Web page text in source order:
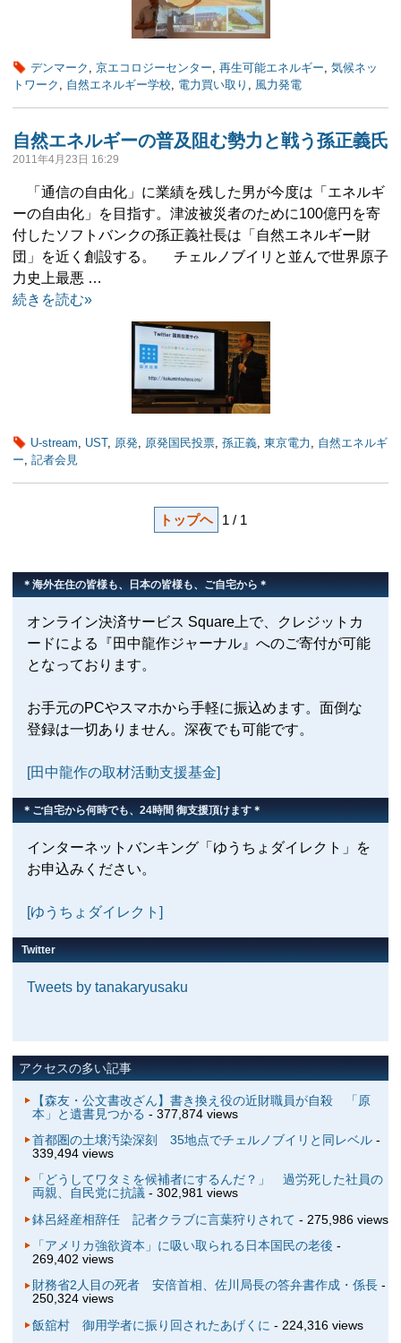
デンマーク , 京エコロジーセンター, 再生可能エネルギー, 気候ネッ
トワーク , 自然エネルギー学校, 電力買い取り , 風力発電
自然エネルギーの普及阻む勢力と戦う孫正義氏
2011年4月23日 16:29
「通信の自由化」に業績を残した男が今度は「エネルギ
ーの自由化」を目指す。津波被災者のために100億円を寄
付したソフトバンクの孫正義社長は「自然エネルギー財
団」を近く創設する。 チェルノブイリと並んで世界原子
力史上最悪 …
続きを読む»
U-stream, UST, 原発, 原発国民投票, 孫正義, 東京電力 , 自然エネルギ
ー, 記者会見
トップヘ 1 / 1
＊海外在住の皆様も、日本の皆様も、ご自宅から＊
オンライン決済サービス Square上で、クレジットカ
ードによる『田中龍作ジャーナル』へのご寄付が可能
となっております。
お手元のPCやスマホから手軽に振込めます。面倒な
登録は一切ありません。深夜でも可能です。
[田中龍作の取材活動支援基金]
＊ご自宅から何時でも、24時間 御支援頂けます＊
インターネットバンキング「ゆうちょダイレクト」を
お申込みください。
[ゆうちょダイレクト]
Twitter
Tweets by tanakaryusaku
アクセスの多い記事
【森友・公文書改ざん】書き換え役の近財職員が自殺 「原
本」と遺書見つかる - 377,874 views
首都圏の土壌汚染深刻 35地点でチェルノブイリと同レベル-
339,494 views
「どうしてワタミを候補者にするんだ？」 過労死した社員の
両親、自民党に抗議- 302,981 views
鉢呂経産相辞任 記者クラブに言葉狩りされて - 275,986 views
「アメリカ強欲資本」に吸い取られる日本国民の老後 -
269,402 views
財務省2人目の死者 安倍首相、佐川局長の答弁書作成・係長-
250,324 views
飯舘村 御用学者に振り回されたあげくに - 224,316 views